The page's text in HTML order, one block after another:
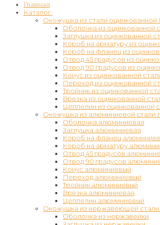
Главная
Каталог
Окожушка из стали оцинкованной
Оболочка из оцинкованной
Заглушка из оцинкованной
Короб на арматуру из
Короб на фланец из
Отвод 45 градусов из
Отвод 90 градусов из
Конус из оцинкованной
Переход из оцинкованной
Тройник из оцинкованной
Врезка из оцинкованной
Цеппелин из оцинкованной
Окожушка из алюминиевой стали
Оболочка алюминиевая
Заглушка алюминиевая
Короб на фланец
Короб на арматуру
Отвод 45 градусов
Отвод 90 градусов
Конус алюминиевый
Переход алюминиевый
Тройник алюминиевый
Врезка алюминиевая
Цеппелин алюминиевый
Окожушка из нержавеющей стали
Оболочка из нержавейки